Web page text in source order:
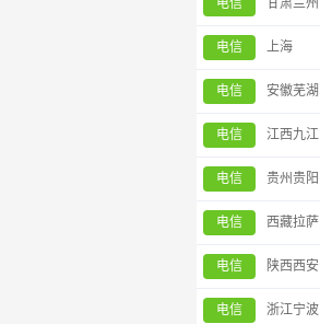
电信 甘肃兰州
电信 上海
电信 安徽芜湖
电信 江西九江
电信 贵州贵阳
电信 西藏拉萨
电信 陕西西安
电信 浙江宁波